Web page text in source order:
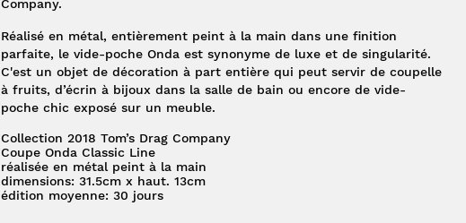
Company.
Réalisé en métal, entièrement peint à la main dans une finition
parfaite, le vide-poche Onda est synonyme de luxe et de singularité.
C'est un objet de décoration à part entière qui peut servir de coupelle
à fruits, d’écrin à bijoux dans la salle de bain ou encore de vide-
poche chic exposé sur un meuble.
Collection 2018 Tom’s Drag Company
Coupe Onda Classic Line
réalisée en métal peint à la main
dimensions: 31.5cm x haut. 13cm
édition moyenne: 30 jours